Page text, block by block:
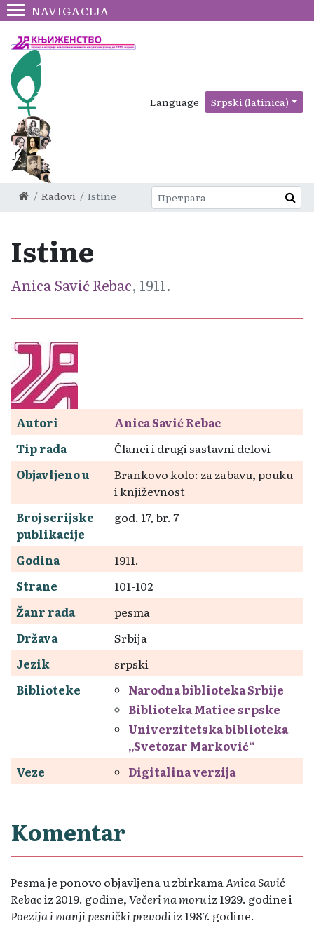
NAVIGACIJA
Language Srpski (latinica)
Radovi Istine
Istine
Anica Savić Rebac, 1911.
Autori
Anica Savić Rebac
Tip rada
Članci i drugi sastavni delovi
Objavljeno u
Brankovo kolo: za zabavu, pouku
i književnost
Broj serijske
publikacije
god. 17, br. 7
Godina
1911.
Strane
101-102
Žanr rada
pesma
Država
Srbija
Jezik
srpski
Biblioteke
Narodna biblioteka Srbije
Biblioteka Matice srpske
Univerzitetska biblioteka
„Svetozar Marković“
Veze
Digitalina verzija
Komentar
Pesma je ponovo objavljena u zbirkamaAnica Savić
Rebaciz 2019. godine,Večeri na moruiz 1929. godine i
Poezija i manji pesnički prevodiiz 1987. godine.